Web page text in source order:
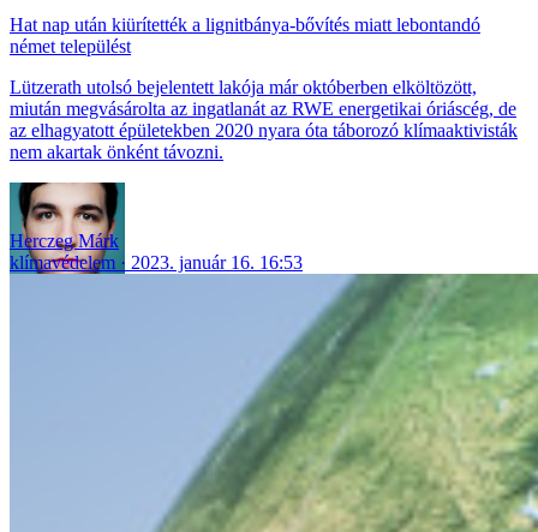
Hat nap után kiürítették a lignitbánya-bővítés miatt lebontandó
német települést
Lützerath utolsó bejelentett lakója már októberben elköltözött,
miután megvásárolta az ingatlanát az RWE energetikai óriáscég, de
az elhagyatott épületekben 2020 nyara óta táborozó klímaaktivisták
nem akartak önként távozni.
Herczeg Márk
klímavédelem
2023. január 16. 16:53